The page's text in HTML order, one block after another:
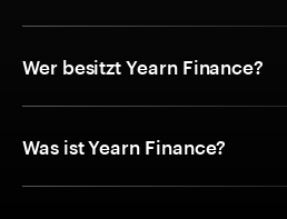
Wer besitzt Yearn Finance?
Was ist Yearn Finance?